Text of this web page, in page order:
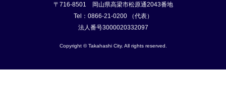
〒716-8501 岡山県高梁市松原通2043番地
Tel：0866-21-0200 （代表）
法人番号3000020332097
Copyright © Takahashi City. All rights reserved.